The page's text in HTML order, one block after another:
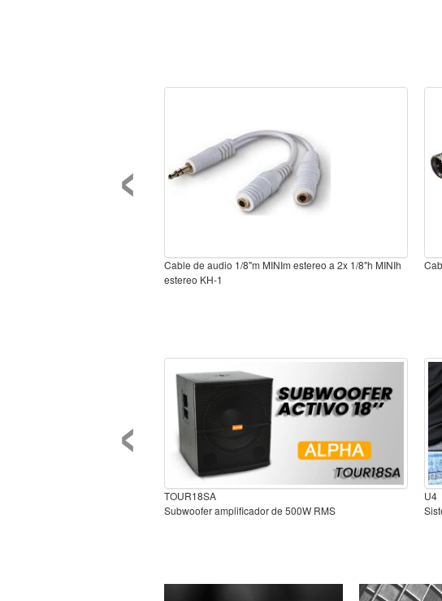
Cable de audio 1/8"m MINIm estereo a 2x 1/8"h MINIh
estereo KH-1
‹
TOUR18SA
Subwoofer amplificador de 500W RMS
U4
‹